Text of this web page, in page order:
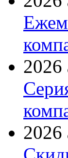
2026
2026